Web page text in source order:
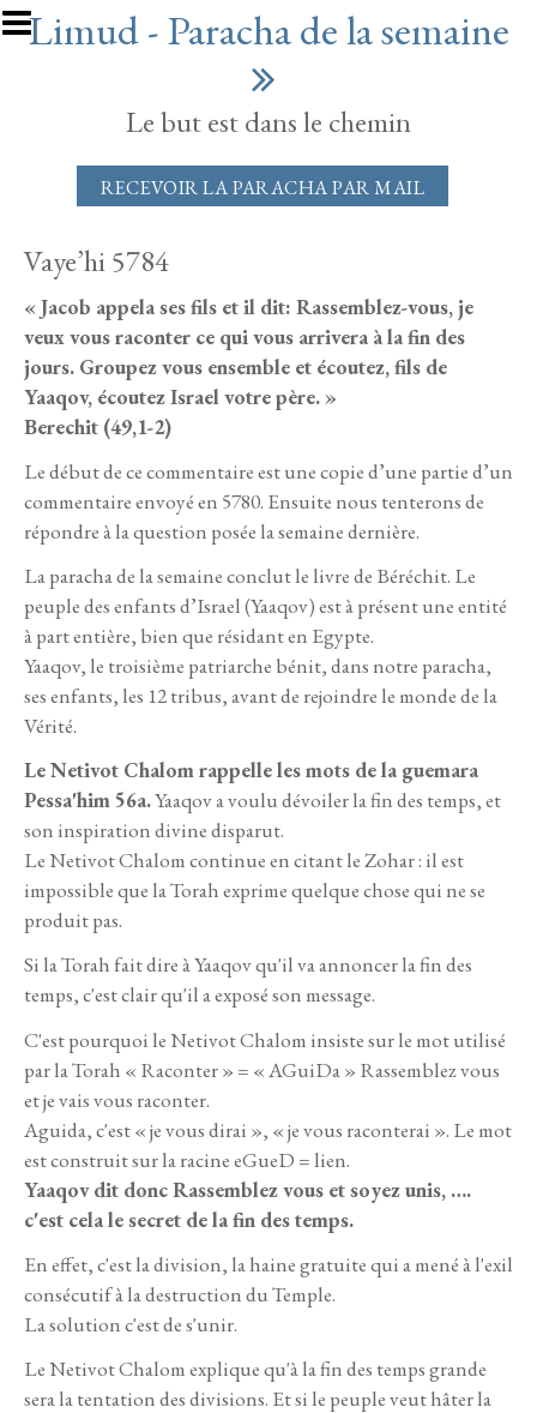
Aller au contenu principal
Limud - Paracha de la semaine
Le but est dans le chemin
RECEVOIR LA PARACHA PAR MAIL
Vaye’hi 5784
« Jacob appela ses fils et il dit: Rassemblez-vous, je
veux vous raconter ce qui vous arrivera à la fin des
jours. Groupez vous ensemble et écoutez, fils de
Yaaqov, écoutez Israel votre père. »
Berechit (49,1-2)
Le début de ce commentaire est une copie d’une partie d’un
commentaire envoyé en 5780. Ensuite nous tenterons de
répondre à la question posée la semaine dernière.
La paracha de la semaine conclut le livre de Béréchit. Le
peuple des enfants d’Israel (Yaaqov) est à présent une entité
à part entière, bien que résidant en Egypte.
Yaaqov, le troisième patriarche bénit, dans notre paracha,
ses enfants, les 12 tribus, avant de rejoindre le monde de la
Vérité.
Le Netivot Chalom rappelle les mots de la guemara
Pessa'him 56a.Yaaqov a voulu dévoiler la fin des temps, et
son inspiration divine disparut.
Le Netivot Chalom continue en citant le Zohar : il est
impossible que la Torah exprime quelque chose qui ne se
produit pas.
Si la Torah fait dire à Yaaqov qu'il va annoncer la fin des
temps, c'est clair qu'il a exposé son message.
C'est pourquoi le Netivot Chalom insiste sur le mot utilisé
par la Torah « Raconter » = « AGuiDa » Rassemblez vous
et je vais vous raconter.
Aguida, c'est « je vous dirai », « je vous raconterai ». Le mot
est construit sur la racine eGueD = lien.
Yaaqov dit donc Rassemblez vous et soyez unis, ….
c'est cela le secret de la fin des temps.
En effet, c'est la division, la haine gratuite qui a mené à l'exil
consécutif à la destruction du Temple.
La solution c'est de s'unir.
Le Netivot Chalom explique qu'à la fin des temps grande
sera la tentation des divisions. Et si le peuple veut hâter la